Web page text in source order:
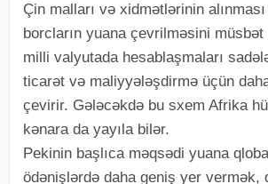
Çin malları və xidmətlərinin
borcların yuana çevrilməsini müsbət
milli valyutada hesablaşmaları
ticarət və maliyyələşdirmə üçün
çevirir. Gələcəkdə bu sxem Afrika
kənara da yayıla bilər.
Pekinin başlıca məqsədi yuana
ödənişlərdə daha geniş yer vermək,